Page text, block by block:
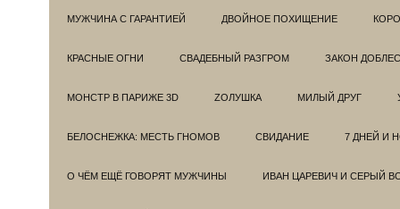
МУЖЧИНА С ГАРАНТИЕЙ ДВОЙНОЕ ПОХИЩЕНИЕ
КРАСНЫЕ ОГНИ СВАДЕБНЫЙ РАЗГРОМ ЗАКОН
МОНСТР В ПАРИЖЕ 3D ZОЛУШКА МИЛЫЙ ДРУГ
БЕЛОСНЕЖКА: МЕСТЬ ГНОМОВ СВИДАНИЕ 7 ДНЕЙ И
О ЧЁМ ЕЩЁ ГОВОРЯТ МУЖЧИНЫ ИВАН ЦАРЕВИЧ И СЕРЫЙ